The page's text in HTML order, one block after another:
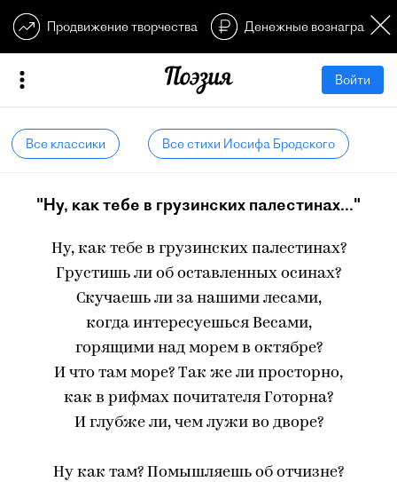
Продвижение творчества Денежные
Войти
Все классики Все стихи Иосифа Бродского
"Ну, как тебе в грузинских палестинах..."
Ну, как тебе в грузинских палестинах?
Грустишь ли об оставленных осинах?
Скучаешь ли за нашими лесами,
когда интересуешься Весами,
горящими над морем в октябре?
И что там море? Так же ли просторно,
как в рифмах почитателя Готорна?
И глубже ли, чем лужи во дворе?
Ну как там? Помышляешь об отчизне?